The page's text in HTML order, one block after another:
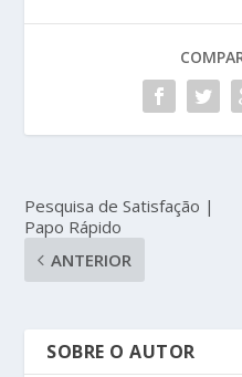
Pesquisa de Satisfação |
Papo Rápido
ANTERIOR
SOBRE O AUTOR